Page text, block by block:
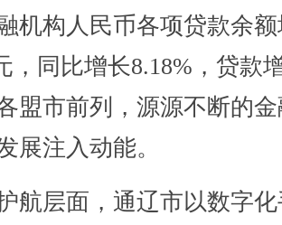
机构人民币各项贷款余
，同比增长8.18%，贷款
盟市前列，源源不断的
展注入动能。
层面，通辽市以数字化